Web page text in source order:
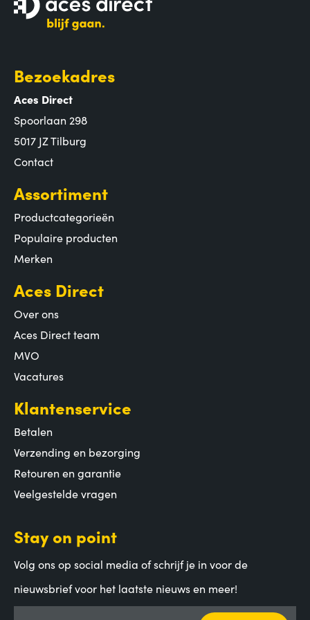
Bezoekadres
Aces Direct
Spoorlaan 298
5017 JZ Tilburg
Contact
Assortiment
Productcategorieën
Populaire producten
Merken
Aces Direct
Over ons
Aces Direct team
MVO
Vacatures
Klantenservice
Betalen
Verzending en bezorging
Retouren en garantie
Veelgestelde vragen
Stay on point
Volg ons op social media of schrijf je in voor de
nieuwsbrief voor het laatste nieuws en meer!